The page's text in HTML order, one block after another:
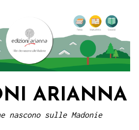
ARIANNA
sulle Madonie